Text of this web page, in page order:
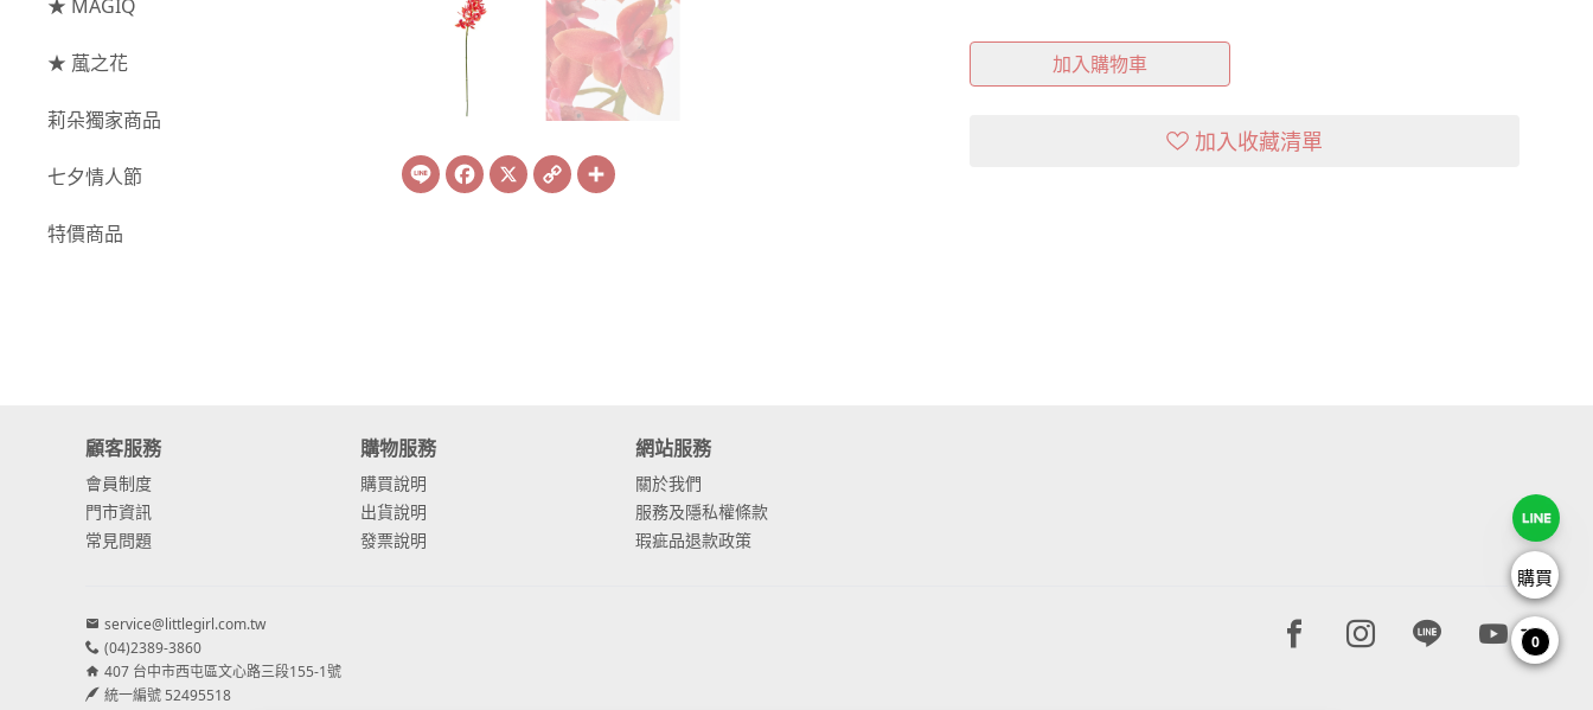
主花
菊花
-
蘭花⧸大理花
康乃馨
- 日本繡球花
- 重瓣繡球花
- 其他繡球花
- 滿天星⧸木滿天星
- 黑種草⧸東方黑種
★ MAGIQ
★ 葻之花
莉朵獨家商品
七夕情人節
特價商品
Line Facebook
X Copy
Link
加入購物車
加入收藏清單
顧客服務
會員制度
門市資訊
常見問題
購物服務
購買說明
出貨說明
發票說明
網站服務
關於我們
服務及隱私權條款
瑕疵品退款政策
service@littlegirl.com.tw
(04)2389-3860
407 台中市西屯區文心路三段155-1號
統一編號 52495518
Facebook page
Instagram page
Line pageYoutube
購買
0